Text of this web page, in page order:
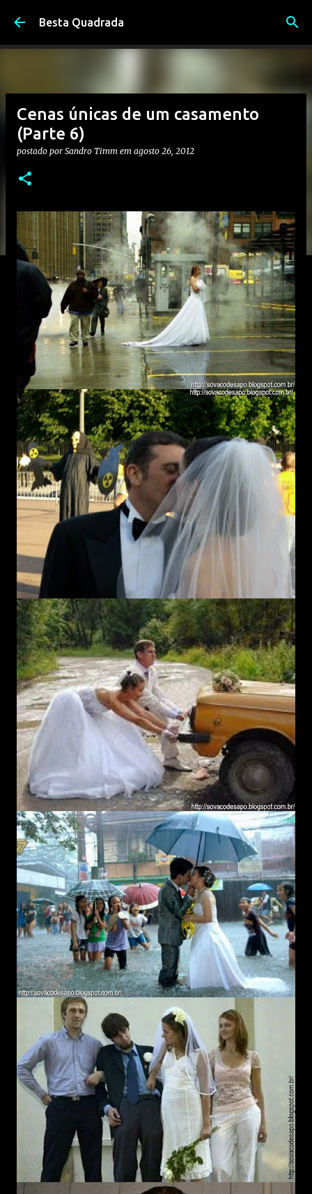
Pular para o conteúdo principal
Besta Quadrada
Cenas únicas de um casamento
(Parte 6)
postado por Sandro Timm em agosto 26, 2012